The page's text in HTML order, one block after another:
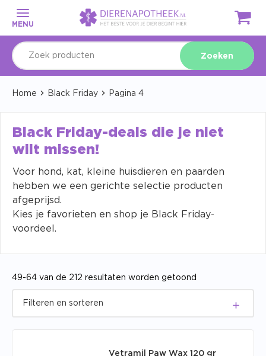
MENU
Zoeken
Home Black Friday Pagina 4
Black Friday-deals die je niet
wilt missen!
Voor hond, kat, kleine huisdieren en paarden
hebben we een gerichte selectie producten
afgeprijsd.
Kies je favorieten en shop je Black Friday-
voordeel.
49-64 van de 212 resultaten worden getoond
Vetramil Paw Wax 120 gr